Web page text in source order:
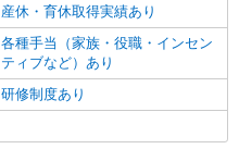
産休・育休取得実績あり
各種手当（家族・役職・インセン
ティブなど）あり
研修制度あり